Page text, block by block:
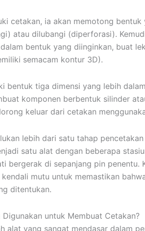
cetakan, ia akan memotong
atau dilubangi (diperforasi).
bentuk yang diinginkan, buat
semacam kontur 3D).
bentuk tiga dimensi yang lebih
komponen berbentuk silinder
keluar dari cetakan
lebih dari satu tahap
satu alat dengan beberapa
bergerak di sepanjang pin penentu.
mutu untuk memastikan
ditentukan.
Digunakan untuk Membuat Cetakan?
alat yang sangat mendasar dalam